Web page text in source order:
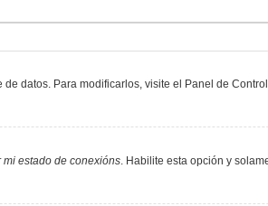
datos. Para modificarlos, visite el Panel de
mi estado de conexións. Habilite esta opción y